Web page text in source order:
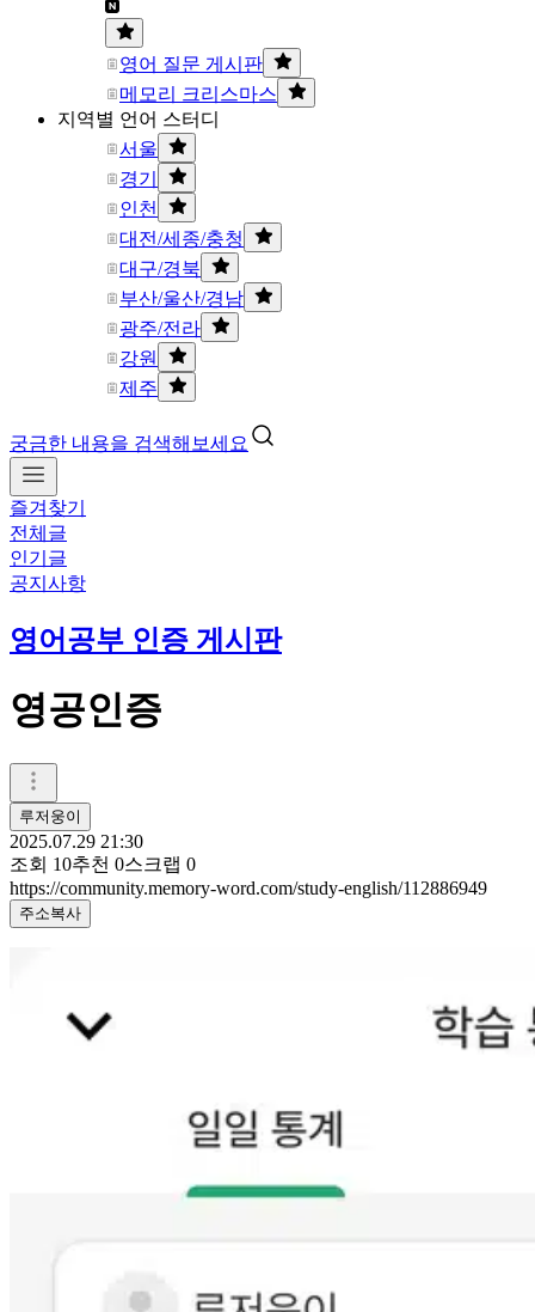
영어 질문 게시판
메모리 크리스마스
지역별 언어 스터디
서울
경기
인천
대전/세종/충청
대구/경북
부산/울산/경남
광주/전라
강원
제주
궁금한 내용을 검색해보세요
즐겨찾기
전체글
인기글
공지사항
영어공부 인증 게시판
영공인증
루저웅이
2025.07.29 21:30
조회 10추천 0스크랩 0
https://community.memory-word.com/study-english/112886949
주소복사